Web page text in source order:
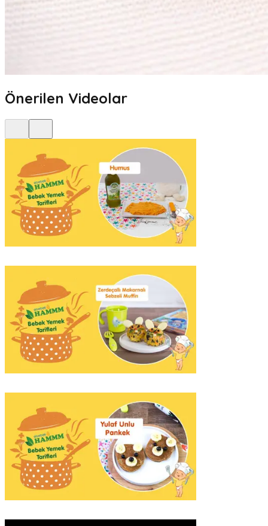
Önerilen Videolar